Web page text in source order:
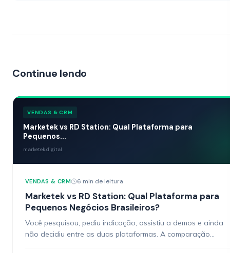
Continue lendo
VENDAS & CRM
Marketek vs RD Station: Qual Plataforma para
Pequenos...
marketek.digital
VENDAS & CRM 6 min de leitura
Marketek vs RD Station: Qual Plataforma para
Pequenos Negócios Brasileiros?
Você pesquisou, pediu indicação, assistiu a demos e ainda
não decidiu entre as duas plataformas. A comparação